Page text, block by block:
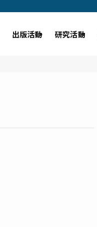
出版活動 研究活動